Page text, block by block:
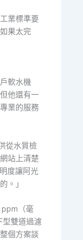
業標準要
果太完
軟水機
他還有一
業的服務
從水質檢
站上清楚
度讓阿光
。」
（毫
型雙道過濾
個方案談